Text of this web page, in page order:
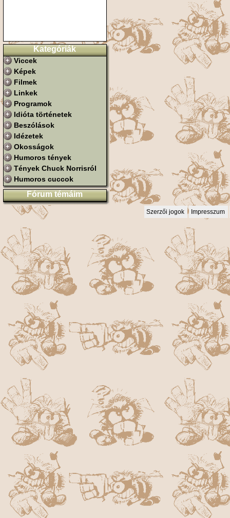
Kategóriák
Viccek
Képek
Filmek
Linkek
Programok
Idióta történetek
Beszólások
Idézetek
Okosságok
Humoros tények
Tények Chuck Norrisról
Humoros cuccok
Fórum témáim
Szerzői jogok Impresszum